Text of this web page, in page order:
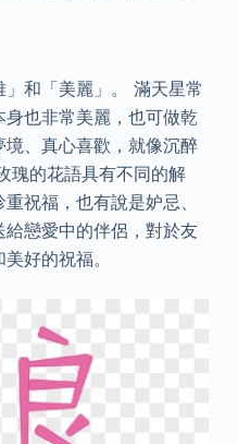
和「美麗」。 滿天星常
也非常美麗，也可做乾
、真心喜歡，就像沉醉
瑰的花語具有不同的解
祝福，也有說是妒忌、
戀愛中的伴侶，對於友
好的祝福。